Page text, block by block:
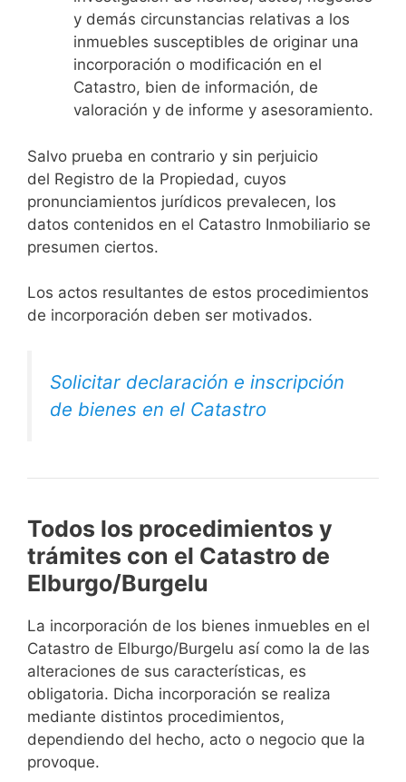
y demás circunstancias relativas a los
inmuebles susceptibles de originar una
incorporación o modificación en el
Catastro, bien de información, de
valoración y de informe y asesoramiento.
Salvo prueba en contrario y sin perjuicio
del Registro de la Propiedad, cuyos
pronunciamientos jurídicos prevalecen, los
datos contenidos en el Catastro Inmobiliario se
presumen ciertos.
Los actos resultantes de estos procedimientos
de incorporación deben ser motivados.
Solicitar declaración e inscripción
de bienes en el Catastro
Todos los procedimientos y
trámites con el Catastro de
Elburgo/Burgelu
La incorporación de los bienes inmuebles en el
Catastro de Elburgo/Burgelu así como la de las
alteraciones de sus características, es
obligatoria. Dicha incorporación se realiza
mediante distintos procedimientos,
dependiendo del hecho, acto o negocio que la
provoque.